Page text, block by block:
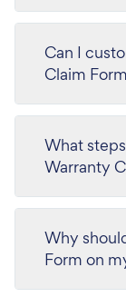
Can I
Claim
What
Warranty
Why
Form on